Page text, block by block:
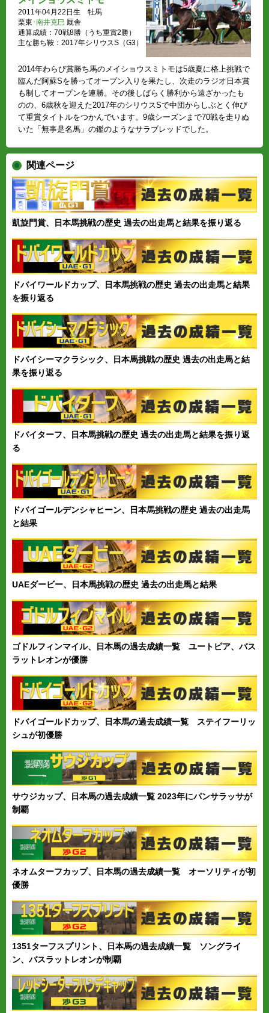
2011年04月22日生 牡馬
栗東･南井克巳 厩舎
通算成績：70戦8勝（うち重賞2勝）
主な勝ち鞍：2017年シリウスS（G3）
2014年わらび賞勝ち馬のメイショウスミトモは5歳夏に格上挑戦で
臨んだ阿蘇Sを勝ってオープン入りを果たし、次走のラジオ日本賞
も制してオープンを連勝。その後しばらく勝利から遠ざかったも
のの、6歳秋を迎えた2017年のシリウスSで中団からしぶとく伸び
て重賞タイトルをつかんでいます。9歳シーズンまで70戦を走りぬ
いた「無事是名馬」の鑑のようなサラブレッドでした。
関連ページ
凱旋門賞、日本馬挑戦の歴史 過去の出走馬と結果を振り返る
ドバイワールドカップ、日本馬挑戦の歴史 過去の出走馬と結果
を振り返る
ドバイシーマクラシック、日本馬挑戦の歴史 過去の出走馬と結
果を振り返る
ドバイターフ、日本馬挑戦の歴史 過去の出走馬と結果を振り返
る
ドバイゴールデンシャヒーン、日本馬挑戦の歴史 過去の出走馬
と結果
UAEダービー、日本馬挑戦の歴史 過去の出走馬と結果
ゴドルフィンマイル、日本馬の過去成績一覧 ユートピア、バス
ラットレオンが優勝
ドバイゴールドカップ、日本馬の過去成績一覧 ステイフーリッ
シュが初優勝
サウジカップ、日本馬の過去成績一覧 2023年にパンサラッサが
制覇
ネオムターフカップ、日本馬の過去成績一覧 オーソリティが初
優勝
1351ターフスプリント、日本馬の過去成績一覧 ソングライ
ン、バスラットレオンが制覇